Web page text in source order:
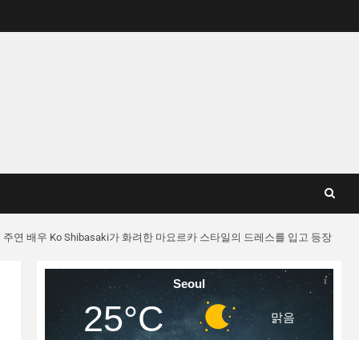
주연 배우 Ko Shibasaki가 화려한 마요르카 스타일의 드레스를 입고 등장
Seoul
25°C 맑음